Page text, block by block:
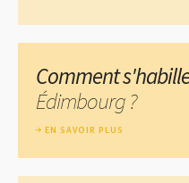
Comment
Édimbourg ?
EN SAVOIR PLUS